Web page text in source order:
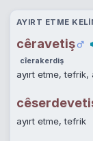
AYIRT ETME
cêravetiş
cîerakerdiş
ayırt etme, tefrik,
ayırt etme, tefrik